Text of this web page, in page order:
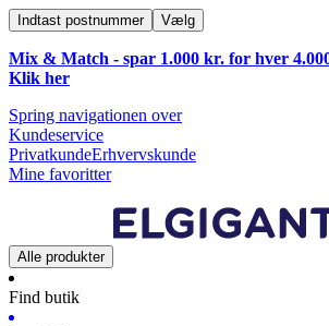
Indtast postnummer Vælg
Mix & Match - spar 1.000 kr. for hver
Klik her
Spring navigationen over
Kundeservice
PrivatkundeErhvervskunde
Mine favoritter
Alle produkter
Find butik